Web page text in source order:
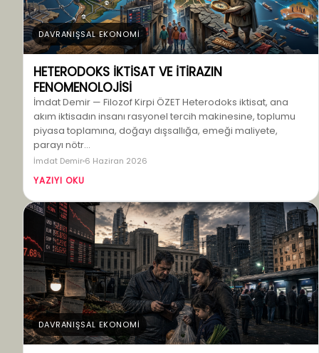
DAVRANIŞSAL EKONOMİ
HETERODOKS İKTİSAT VE İTİRAZIN
FENOMENOLOJİSİ
İmdat Demir — Filozof Kirpi ÖZET Heterodoks iktisat, ana
akım iktisadın insanı rasyonel tercih makinesine, toplumu
piyasa toplamına, doğayı dışsallığa, emeği maliyete,
parayı nötr…
İmdat Demir 6 Haziran 2026
YAZIYI OKU
DAVRANIŞSAL EKONOMİ